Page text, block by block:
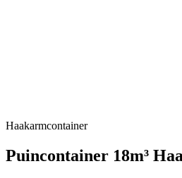
Haakarmcontainer
Puincontainer 18m³